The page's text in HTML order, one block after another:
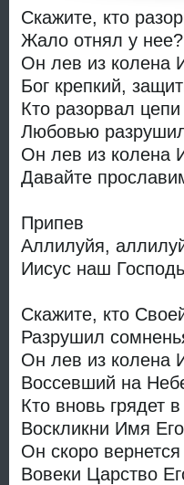
Скажите, кто
Жало отнял у нее?
Он лев из колена
Бог крепкий,
Кто разорвал цепи
Любовью
Он лев из колена
Давайте
Припев
Аллилуйя,
Иисус наш Господь
Скажите, кто
Разрушил
Он лев из колена
Воссевший на
Кто вновь грядет
Воскликни Имя Его
Он скоро
Вовеки Царство